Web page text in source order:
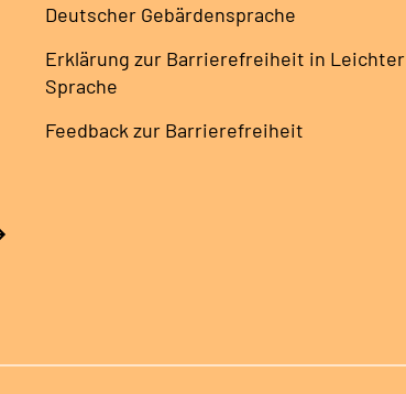
Deutscher Gebärdensprache
Erklärung zur Barrierefreiheit in Leichter
Sprache
Feedback zur Barrierefreiheit